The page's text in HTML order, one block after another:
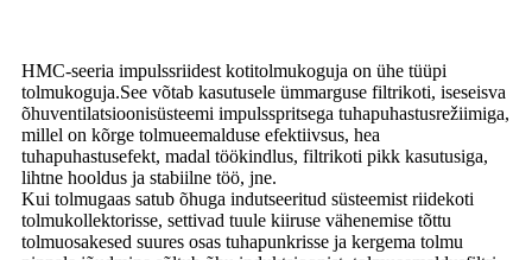
HMC-seeria impulssriidest kotitolmukoguja on ühe tüüpi
tolmukoguja.See võtab kasutusele ümmarguse filtrikoti, iseseisva
õhuventilatsioonisüsteemi impulsspritsega tuhapuhastusrežiimiga,
millel on kõrge tolmueemalduse efektiivsus, hea
tuhapuhastusefekt, madal töökindlus, filtrikoti pikk kasutusiga,
lihtne hooldus ja stabiilne töö, jne.
Kui tolmugaas satub õhuga indutseeritud süsteemist riidekoti
tolmukollektorisse, settivad tuule kiiruse vähenemise tõttu
tolmuosakesed suures osas tuhapunkrisse ja kergema tolmu